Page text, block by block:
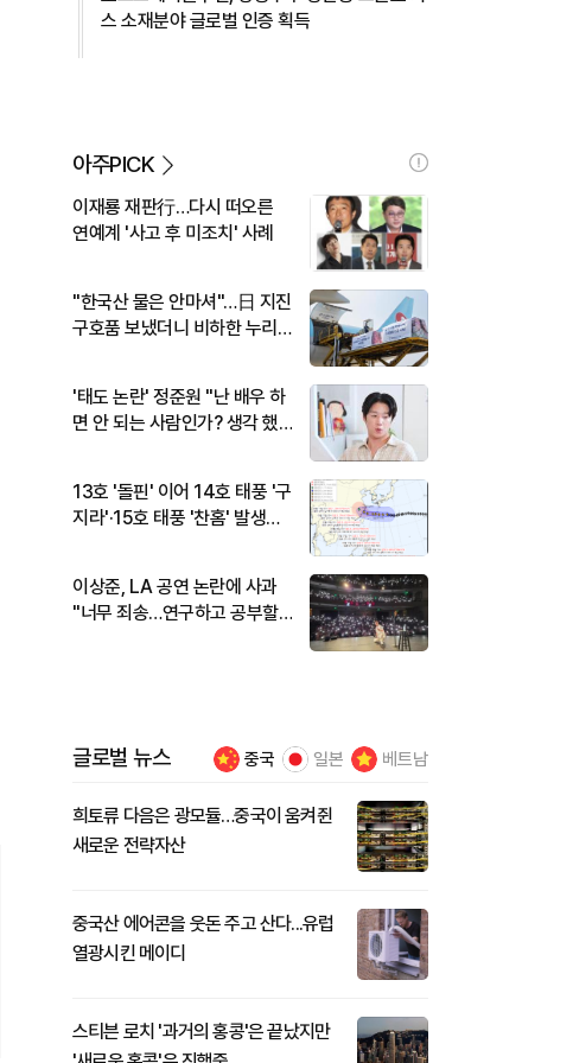
스 소재분야 글로벌 인증 획득
아주PICK
이재룡 재판行…다시 떠오른
연예계 '사고 후 미조치' 사례
"한국산 물은 안마셔"…日 지진
구호품 보냈더니 비하한 누리
'태도 논란' 정준원 "난 배우 하
면 안 되는 사람인가? 생각 했
13호 '돌핀' 이어 14호 태풍 '구
지라'·15호 태풍 '찬홈' 발생…
이상준, LA 공연 논란에 사과
"너무 죄송…연구하고 공부할
글로벌 뉴스 중국 일본 베트남
희토류 다음은 광모듈…중국이 움켜쥔
새로운 전략자산
중국산 에어콘을 웃돈 주고 산다...유럽
열광시킨 메이디
스티븐 로치 '과거의 홍콩'은 끝났지만